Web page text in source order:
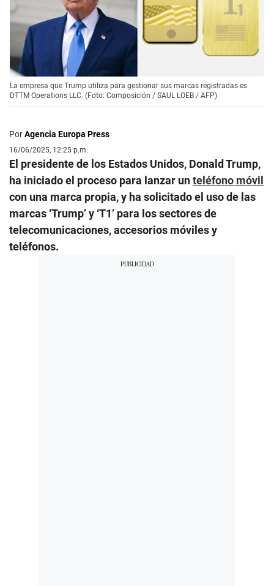
La empresa que Trump utiliza para gestionar sus marcas registradas es
DTTM Operations LLC. (Foto: Composición / SAUL LOEB / AFP)
PorAgencia Europa Press
16/06/2025, 12:25 p.m.
El presidente de los Estados Unidos, Donald Trump,
ha iniciado el proceso para lanzar unteléfono móvil
con una marca propia, y ha solicitado el uso de las
marcas ‘Trump’ y ‘T1’ para los sectores de
telecomunicaciones, accesorios móviles y
teléfonos.